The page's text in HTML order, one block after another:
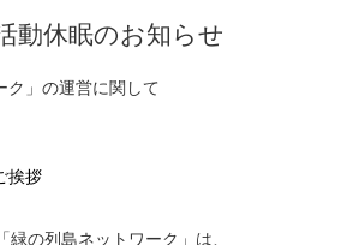
動休眠のお知らせ
ク」の運営に関して
挨拶
の列島ネットワーク」は、